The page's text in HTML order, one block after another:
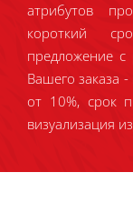
атрибутов
короткий
предложение с
Вашего заказа
от 10%, срок
визуализация